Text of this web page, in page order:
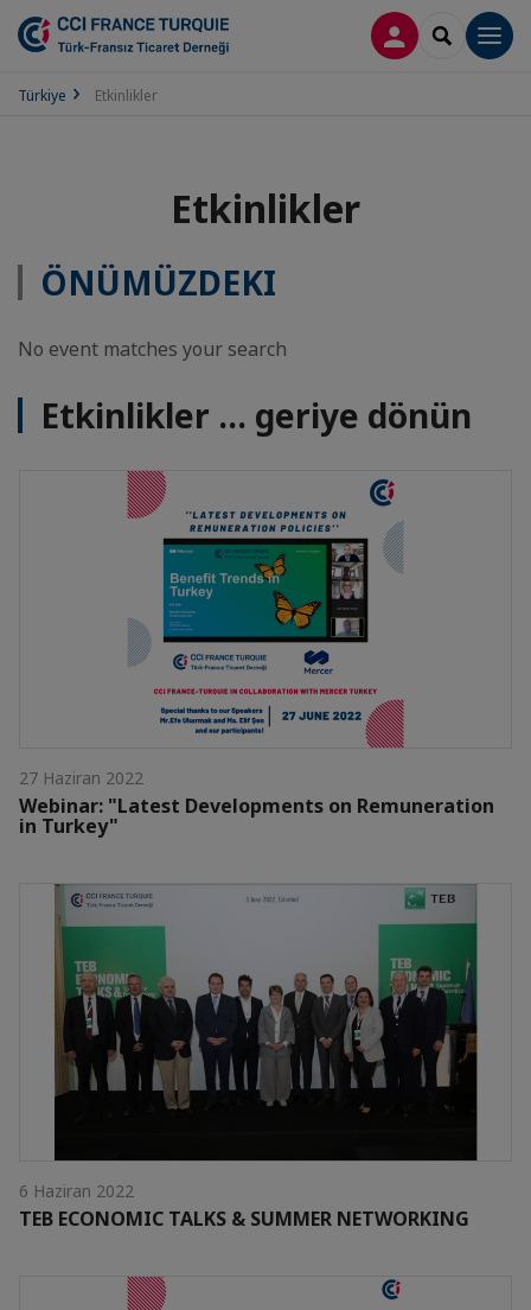
LOG INSEARCH
Türkiye Etkinlikler
Etkinlikler
ÖNÜMÜZDEKI
No event matches your search
Etkinlikler … geriye dönün
27 Haziran 2022
Webinar: "Latest Developments on Remuneration
in Turkey"
6 Haziran 2022
TEB ECONOMIC TALKS & SUMMER NETWORKING